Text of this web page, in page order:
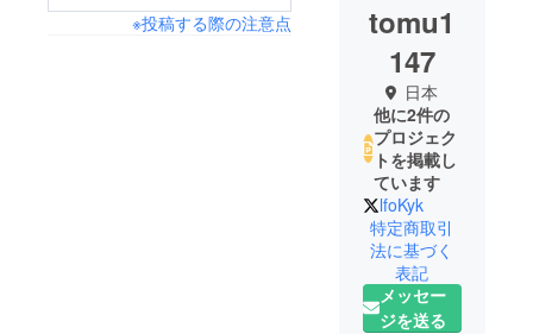
※投稿する際の注意点
tomu1
147
日本
他に2件の
プロジェク
トを掲載し
ています
lfoKyk
特定商取引
法に基づく
表記
メッセー
ジを送る